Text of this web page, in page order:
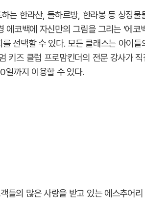
는 한라산, 돌하르방, 한라봉 등 상징물
에코백에 자신만의 그림을 그리는 ‘에코
선택할 수 있다. 모든 클래스는 아이들
키즈 클럽 프로맘킨더의 전문 강사가 직
일까지 이용할 수 있다.
들의 많은 사랑을 받고 있는 에스추어